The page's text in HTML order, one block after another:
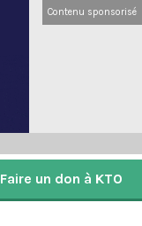
Contenu sponsorisé
Faire un don à KTO